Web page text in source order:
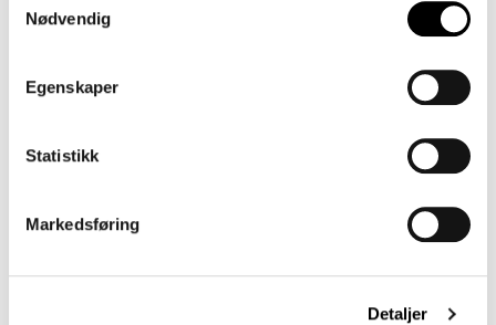
Nødvendig
Egenskaper
Statistikk
Markedsføring
Detaljer
Nedlastning (Bilder)
Fargepalett